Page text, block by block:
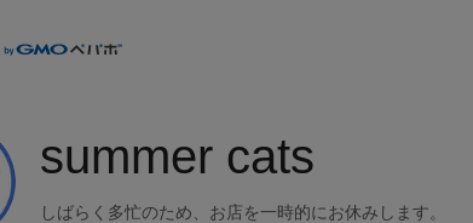
summer cats
しばらく多忙のため、お店を一時的にお休みします。